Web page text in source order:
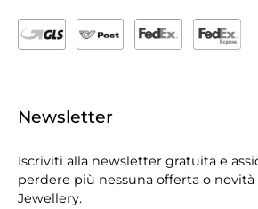
Newsletter
Iscriviti alla newsletter gratuita e
perdere più nessuna offerta o novità
Jewellery.